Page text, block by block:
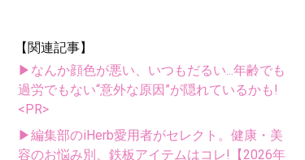
【関連記事】
▶なんか顔色が悪い、いつもだるい...年齢でも
過労でもない“意外な原因”が隠れているかも!
<PR>
▶編集部のiHerb愛用者がセレクト。健康・美
容のお悩み別、鉄板アイテムはコレ!【2026年